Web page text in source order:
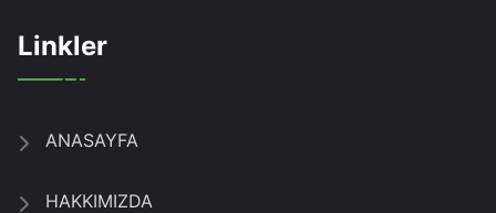
Linkler
ANASAYFA
HAKKIMIZDA